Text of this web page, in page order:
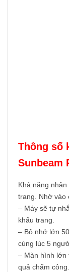
Thông số
Sunbeam
Khả năng
trang. Nhờ vào
– Máy sẽ tự
khẩu trang.
– Bộ nhớ lớn
cùng lúc 5
– Màn hình lớn
quả chấm công.